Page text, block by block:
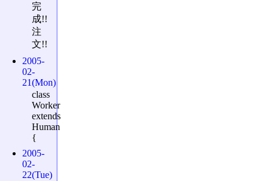
完
成!!
注
文!!
2005-
02-
21(Mon)
class
Worker
extends
Human
{
2005-
02-
22(Tue)